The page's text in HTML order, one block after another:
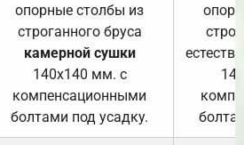
опорные столбы из
строганного бруса
камерной сушки
140х140 мм. с
компенсационными
болтами под усадку.